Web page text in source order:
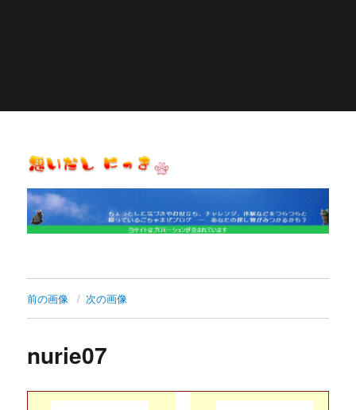
思いだし にっき
前の画像 次の画像
nurie07